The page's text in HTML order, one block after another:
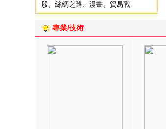
股
絲綢之路 漫畫 貿易戰
專業/技術